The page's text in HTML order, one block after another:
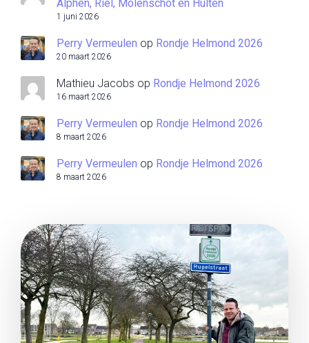
Alphen, Riel, Molenschot en Hulten
1 juni 2026
Perry Vermeulen op Rondje Helmond 2026
20 maart 2026
Mathieu Jacobs op Rondje Helmond 2026
16 maart 2026
Perry Vermeulen op Rondje Helmond 2026
8 maart 2026
Perry Vermeulen op Rondje Helmond 2026
8 maart 2026